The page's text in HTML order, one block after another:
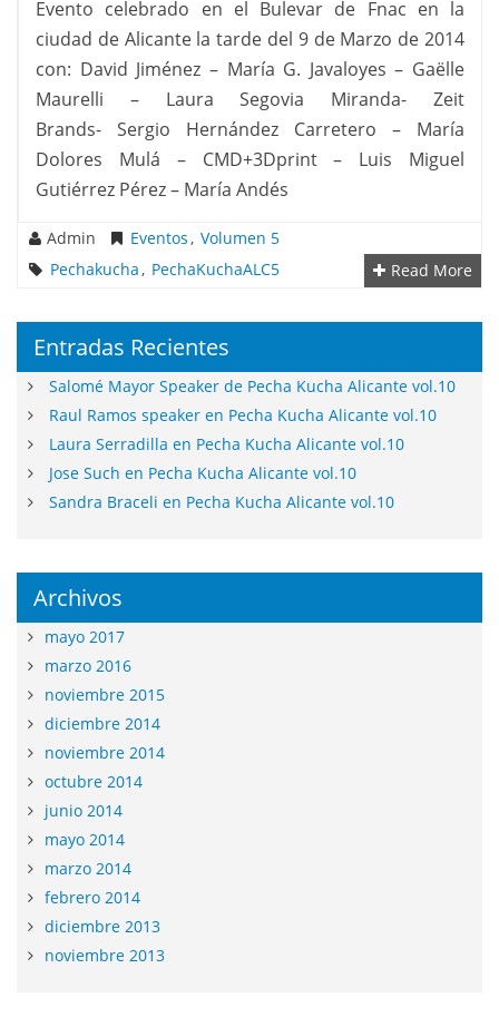
Evento celebrado en el Bulevar de Fnac en la
ciudad de Alicante la tarde del 9 de Marzo de 2014
con: David Jiménez – María G. Javaloyes – Gaëlle
Maurelli – Laura Segovia Miranda- Zeit
Brands- Sergio Hernández Carretero – María
Dolores Mulá – CMD+3Dprint – Luis Miguel
Gutiérrez Pérez – María Andés
Admin Eventos, Volumen 5
Pechakucha, PechaKuchaALC5 Read More
Entradas Recientes
Salomé Mayor Speaker de Pecha Kucha Alicante vol.10
Raul Ramos speaker en Pecha Kucha Alicante vol.10
Laura Serradilla en Pecha Kucha Alicante vol.10
Jose Such en Pecha Kucha Alicante vol.10
Sandra Braceli en Pecha Kucha Alicante vol.10
Archivos
mayo 2017
marzo 2016
noviembre 2015
diciembre 2014
noviembre 2014
octubre 2014
junio 2014
mayo 2014
marzo 2014
febrero 2014
diciembre 2013
noviembre 2013